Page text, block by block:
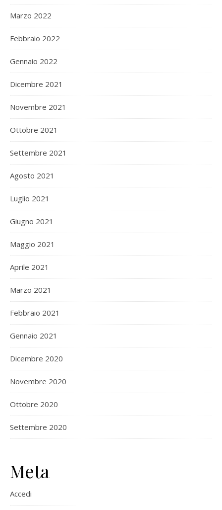
Marzo 2022
Febbraio 2022
Gennaio 2022
Dicembre 2021
Novembre 2021
Ottobre 2021
Settembre 2021
Agosto 2021
Luglio 2021
Giugno 2021
Maggio 2021
Aprile 2021
Marzo 2021
Febbraio 2021
Gennaio 2021
Dicembre 2020
Novembre 2020
Ottobre 2020
Settembre 2020
Meta
Accedi